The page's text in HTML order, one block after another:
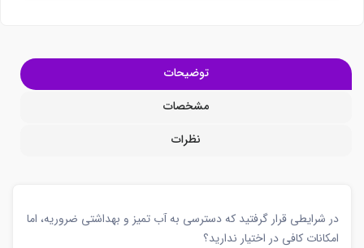
توضیحات
مشخصات
نظرات
در شرایطی قرار گرفتید که دسترسی به آب تمیز و بهداشتی ضروریه، اما
امکانات کافی در اختیار ندارید؟